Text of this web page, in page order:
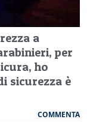
a
per
ho
sicurezza è
COMMENTA